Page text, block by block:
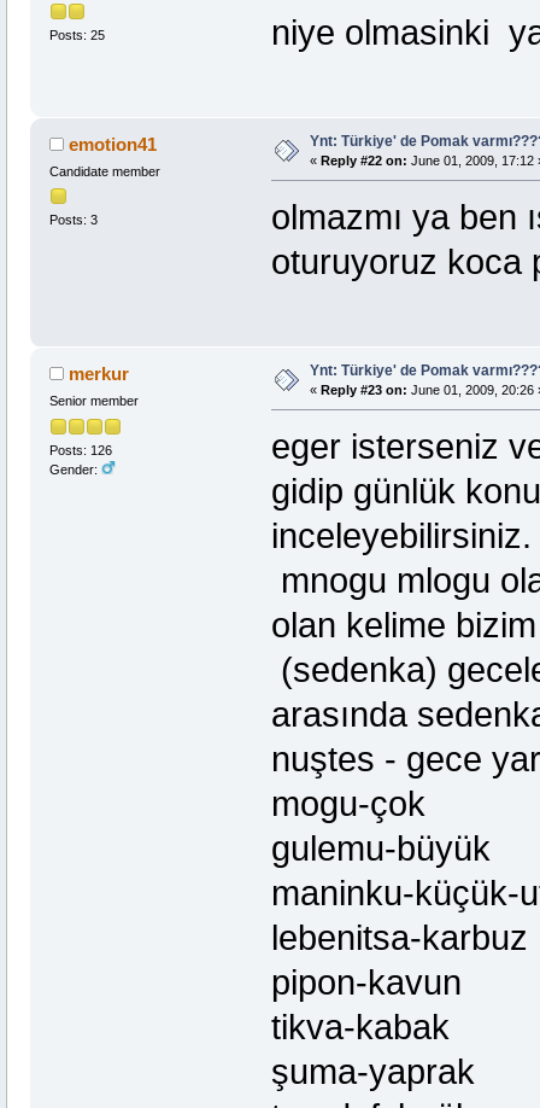
Posts: 25 niye olmasinki
emotion41
Candidate member
Posts: 3
Ynt: Türkiye' de Pomak
« Reply #22 on: June 01, 2009, 17:12
olmazmı ya ben
oturuyoruz koca
merkur
Senior member
Posts: 126
Gender:
Ynt: Türkiye' de Pomak
« Reply #23 on: June 01, 2009, 20:26
eger isterseniz
gidip günlük
inceleyebilirsiniz.
mnogu mlogu
olan kelime
(sedenka)
arasında
nuştes - gece
mogu-çok
gulemu-büyük
maninku-küçük-
lebenitsa-karbuz
pipon-kavun
tikva-kabak
şuma-yaprak